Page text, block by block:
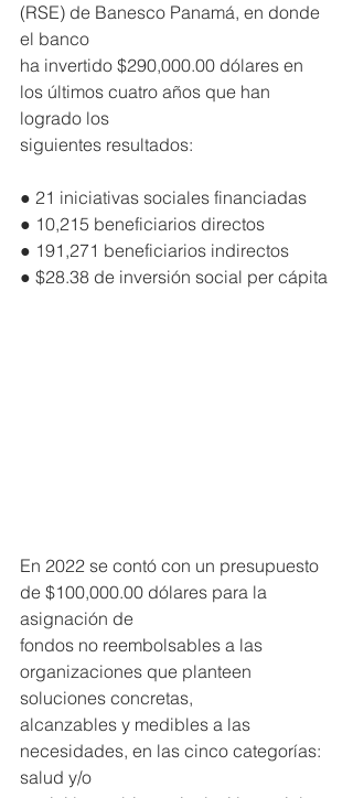
(RSE) de Banesco Panamá, en donde
el banco
ha invertido $290,000.00 dólares en
los últimos cuatro años que han
logrado los
siguientes resultados:
● 21 iniciativas sociales financiadas
● 10,215 beneficiarios directos
● 191,271 beneficiarios indirectos
● $28.38 de inversión social per cápita
En 2022 se contó con un presupuesto
de $100,000.00 dólares para la
asignación de
fondos no reembolsables a las
organizaciones que planteen
soluciones concretas,
alcanzables y medibles a las
necesidades, en las cinco categorías:
salud y/o